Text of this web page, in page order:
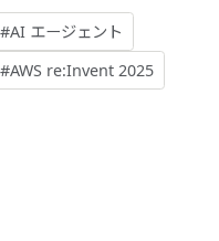
#AI エージェント
#AWS re:Invent 2025